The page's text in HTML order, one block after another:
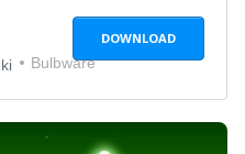
Bulbware
DOWNLOAD